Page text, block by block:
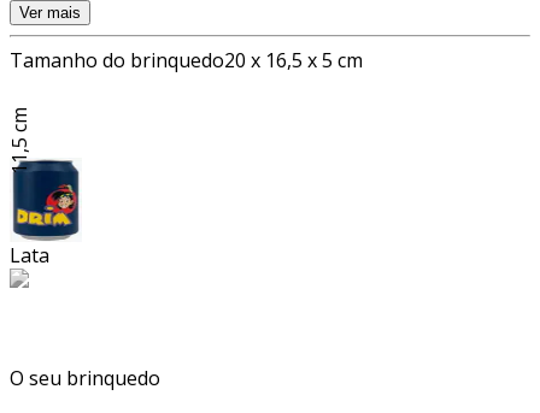
Ver mais
Tamanho do brinquedo20 x 16,5 x 5 cm
11,5 cm
Lata
O seu brinquedo